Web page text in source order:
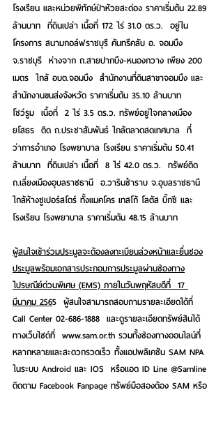
โรงเรียน และหน่วยพิทักษ์ป่าห้วยสะด่อง ราคาเริ่มต้น 22.89
ล้านบาท  ที่ดินเปล่า เนื้อที่ 172 ไร่ 31.0 ตร.ว.  อยู่ใน
โครงการ สนามกอล์ฟราชบุรี คันทรีคลับ อ. จอมบึง
จ.ราชบุรี  ห่างจาก ถ.สายปากบึง-หนองกวาง เพียง 200
เมตร  ใกล้ อบต.จอมบึง  สำนักงานที่ดินสาขาจอมบึง และ
สำนักงานขนส่งจังหวัด ราคาเริ่มต้น 35.10 ล้านบาท
โชว์รูม  เนื้อที่  2 ไร่ 3.5 ตร.ว. ทรัพย์อยู่ใจกลางเมือง
ยโสธร  ติด ถ.ประชาสัมพันธ์ ใกล้ตลาดสดเทศบาล  ที่
ว่าการอำเภอ โรงพยาบาล โรงเรียน ราคาเริ่มต้น 50.41
ล้านบาท  ที่ดินเปล่า เนื้อที่  8 ไร่ 42.0 ตร.ว.  ทรัพย์ติด
ถ.เลี่ยงเมืองอุบลราชธานี  อ.วารินชำราบ จ.อุบลราชธานี
ใกล้ห้างซูเปอร์สโตร์ ทั้งแมคโคร เทสโก้ โลตัส บิ๊กซี และ
โรงเรียน โรงพยาบาล ราคาเริ่มต้น 48.15 ล้านบาท
ผู้สนใจเข้าร่วมประมูลจะต้องลงทะเบียนล่วงหน้าและยื่นซอง
ประมูลพร้อมเอกสารประกอบการประมูลผ่านช่องทาง
ไปรษณีย์ด่วนพิเศษ (EMS) ภายในวันพฤหัสบดีที่  17
มีนาคม 2565  ผู้สนใจสามารถสอบถามรายละเอียดได้ที่
Call Center 02-686-1888  และดูรายละเอียดทรัพย์สินได้
ทางเว็บไซต์ที่  www.sam.or.th รวมทั้งช่องทางออนไลน์ที่
หลากหลายและสะดวกรวดเร็ว ทั้งแอปพลิเคชัน SAM NPA
ในระบบ Android และ IOS  หรือแอด ID Line @Samline
ติดตาม Facebook Fanpage ทรัพย์มือสองต้อง SAM หรือ